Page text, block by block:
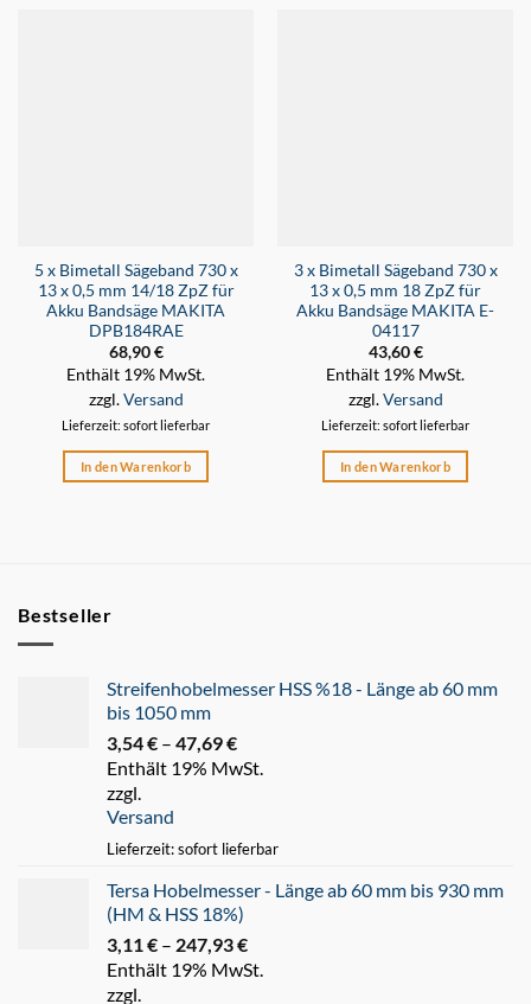
5 x Bimetall Sägeband 730 x
13 x 0,5 mm 14/18 ZpZ für
Akku Bandsäge MAKITA
DPB184RAE
68,90€
Enthält 19% MwSt.
zzgl.Versand
Lieferzeit: sofort lieferbar
In den Warenkorb
3 x Bimetall Sägeband 730 x
13 x 0,5 mm 18 ZpZ für
Akku Bandsäge MAKITA E-
04117
43,60€
Enthält 19% MwSt.
zzgl.Versand
Lieferzeit: sofort lieferbar
In den Warenkorb
Bestseller
Streifenhobelmesser HSS %18 - Länge ab 60 mm
bis 1050 mm
3,54€ – 47,69€
3,54 €
Enthält 19% MwSt.
zzgl.
Versand
Lieferzeit: sofort lieferbar
Tersa Hobelmesser - Länge ab 60 mm bis 930 mm
(HM & HSS 18%)
3,11€ – 247,93€
3,11 €
Enthält 19% MwSt.
zzgl.